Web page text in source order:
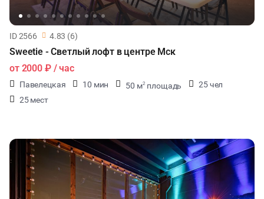
ID 2566 4.83 (6)
Sweetie - Светлый лофт в центре Мск
от 2000 ₽/ час
Павелецкая 10 мин 50 м2 площадь
25 чел
25 мест